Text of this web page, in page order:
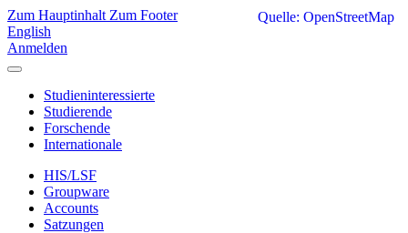
Zum Hauptinhalt Zum Footer
English
Anmelden
Studieninteressierte
Studierende
Forschende
Internationale
HIS/LSF
Groupware
Accounts
Satzungen
Quelle: OpenStreetMap